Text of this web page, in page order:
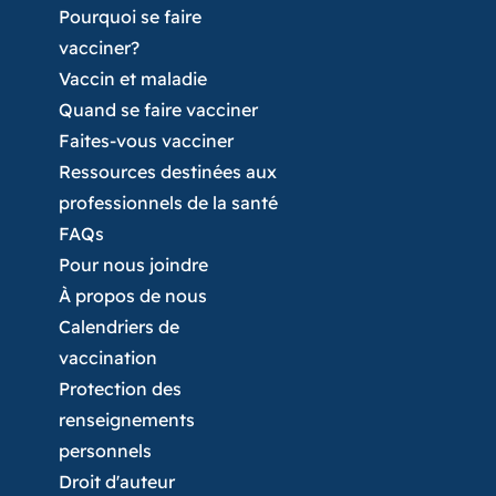
la clinique.
clinique, composez le 911 ou le numéro
d’urgence de votre région.
ou votre enfant présentez des symptômes
inhabituels ou plus graves que ceux décrits
ci-dessus, consultez votre médecin.
Signalez toute réaction grave au personnel
infirmier du centre de santé de votre
localité.
Pourquoi se faire
vacciner?
Vaccin et maladie
Quand se faire vacciner
Faites-vous vacciner
Ressources destinées aux
professionnels de la santé
FAQs
Pour nous joindre
À propos de nous
Calendriers de
vaccination
Protection des
renseignements
personnels
Droit d'auteur